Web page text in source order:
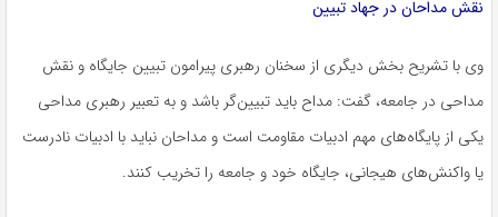
نقش مداحان در جهاد تبیین
وی با تشریح بخش دیگری از سخنان رهبری پیرامون تبیین جایگاه و نقش
مداحی در جامعه، گفت: مداح باید تبیین‌گر باشد و به تعبیر رهبری مداحی
یکی از پایگاه‌های مهم ادبیات مقاومت است و مداحان نباید با ادبیات نادرست
یا واکنش‌های هیجانی، جایگاه خود و جامعه را تخریب کنند.